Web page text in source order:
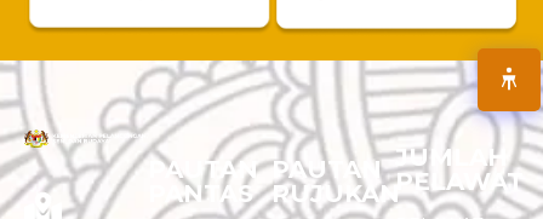
PAUTAN
PANTAS
PAUTAN
RUJUKAN
JUMLAH
PELAWAT